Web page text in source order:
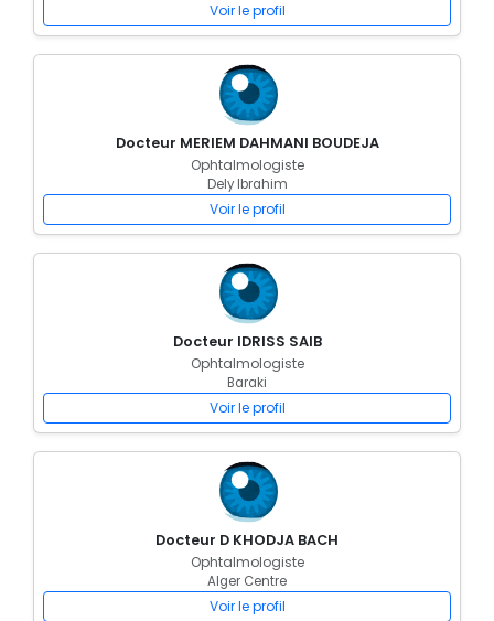
Voir le profil
Docteur MERIEM DAHMANI BOUDEJA
Ophtalmologiste
Dely Ibrahim
Voir le profil
Docteur IDRISS SAIB
Ophtalmologiste
Baraki
Voir le profil
Docteur D KHODJA BACH
Ophtalmologiste
Alger Centre
Voir le profil